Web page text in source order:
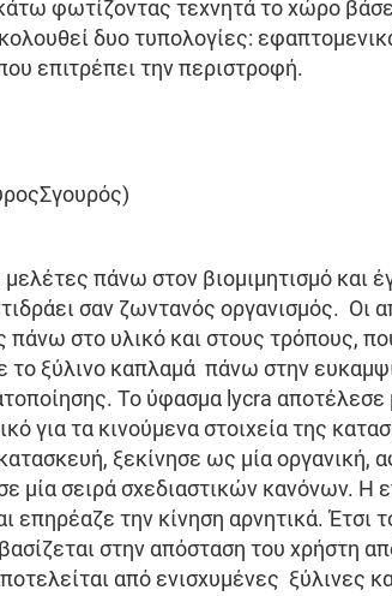
φωτίζοντας τεχνητά το χώρο
δυο τυπολογίες:
επιτρέπει την περιστροφή.
πάνω στον βιομιμητισμό και
σαν ζωντανός οργανισμός. Οι
στο υλικό και στους τρόπους,
ξύλινο καπλαμά πάνω στην
Το ύφασμα lycra αποτέλεσε
για τα κινούμενα στοιχεία της
ξεκίνησε ως μία οργανική,
μία σειρά σχεδιαστικών κανόνων.
επηρέαζε την κίνηση αρνητικά. Έτσι
στην απόσταση του χρήστη
από ενισχυμένες ξύλινες